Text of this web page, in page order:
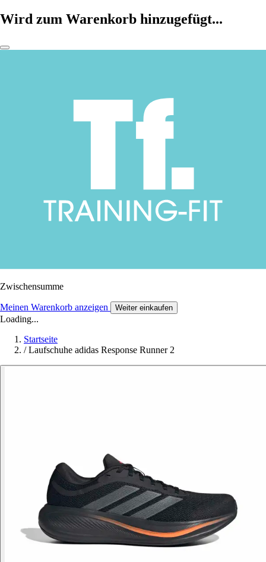
Wird zum Warenkorb hinzugefügt...
Zwischensumme
Meinen Warenkorb anzeigen Weiter einkaufen
Loading...
Startseite
/ Laufschuhe adidas Response Runner 2